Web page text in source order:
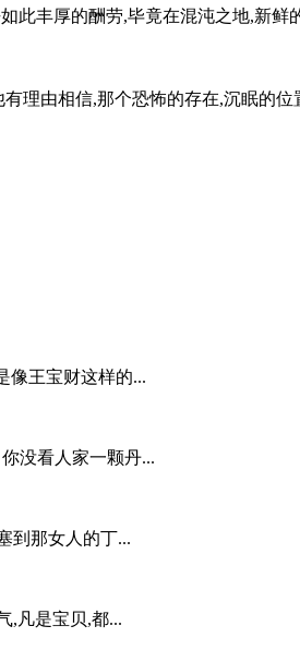
此丰厚的酬劳,毕竟在混沌之地,新
理由相信,那个恐怖的存在,沉眠的
像王宝财这样的...
没看人家一颗丹...
到那女人的丁...
,凡是宝贝,都...